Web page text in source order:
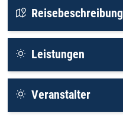
Reisebeschreibung
Leistungen
Veranstalter